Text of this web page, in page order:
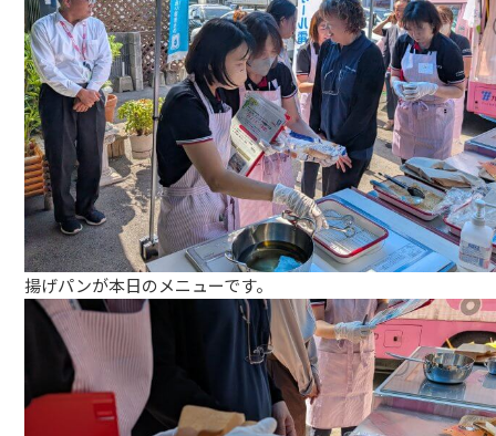
揚げパンが本日のメニューです。